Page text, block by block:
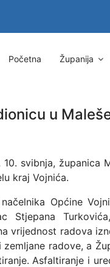
Početna Županija
u
10. svibnja, županica
kraj Vojnića.
Općine
Stjepana
vrijednost radova
zemljane radove, a
Asfaltiranje i